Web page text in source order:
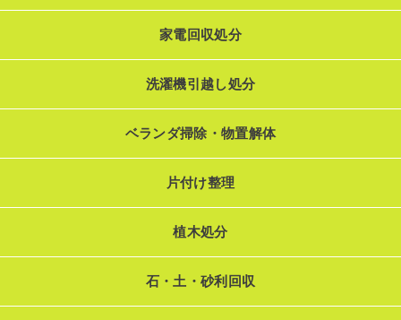
家電回収処分
洗濯機引越し処分
ベランダ掃除・物置解体
片付け整理
植木処分
石・土・砂利回収